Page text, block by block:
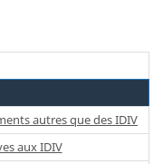
autres que des IDIV
aux IDIV